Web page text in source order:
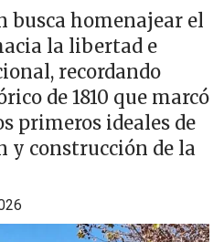
busca homenajear el
la libertad e
recordando
de 1810 que marcó
primeros ideales de
y construcción de la